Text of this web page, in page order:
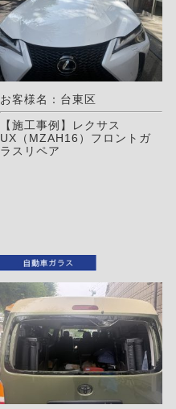
お客様名：台東区
【施工事例】レクサス
UX（MZAH16）フロントガ
ラスリペア